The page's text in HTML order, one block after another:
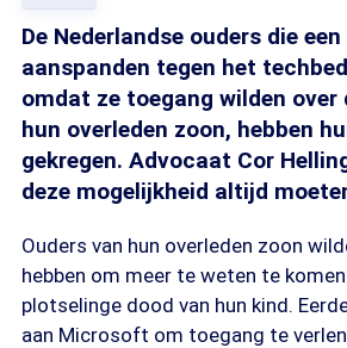
De Nederlandse ouders die
aanspanden tegen het
omdat ze toegang wilden over
hun overleden zoon, hebben
gekregen. Advocaat Cor
deze mogelijkheid altijd
Ouders van hun overleden zoon
hebben om meer te weten te
plotselinge dood van hun kind.
aan Microsoft om toegang te